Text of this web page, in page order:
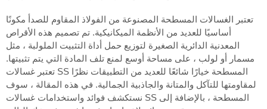
تعتبر الغسالات المسطحة المصنوعة من الفولاذ المقاوم للصدأ مكونًا
أساسيًا للعديد من الأنظمة الميكانيكية. تم تصميم هذه الأقراص
المعدنية الدائرية الصغيرة لتوزيع حمل أداة التثبيت الملولبة ، مثل
مسمار أو لولب ، على مساحة أوسع لمنع تلف المادة التي يتم تثبيتها.
تعتبر غسالات SS المسطحة خيارًا شائعًا للعديد من التطبيقات نظرًا
لمقاومتها للتآكل والمتانة والجاذبية الجمالية. في هذه المقالة ، سوف
نستكشف فوائد واستخدامات غسالات SS المسطحة ، بالإضافة إلى